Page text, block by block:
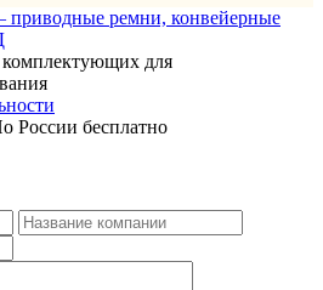
для
России бесплатно